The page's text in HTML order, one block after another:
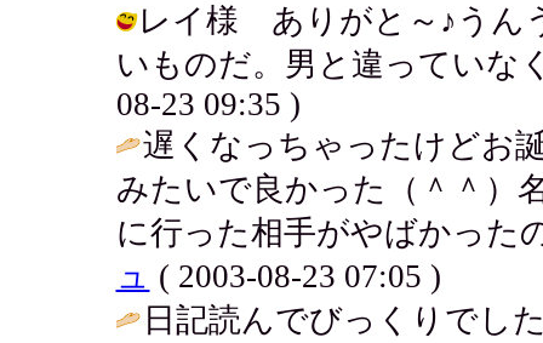
レイ様 ありがと～♪うん
いものだ。男と違っていな
08-23 09:35 )
遅くなっちゃったけどお
みたいで良かった（＾＾）
に行った相手がやばかっ
ュ ( 2003-08-23 07:05 )
日記読んでびっくりでし